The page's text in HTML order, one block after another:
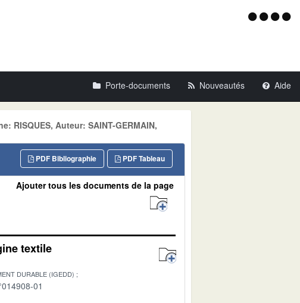
Menu
Porte-documents Nouveautés Aide
RISQUES, Auteur: SAINT-GERMAIN,
PDF Tableau
PDF Bibliographie
Ajouter tous les documents de la page
textile
DURABLE (IGEDD)
01